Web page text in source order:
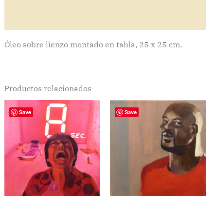
Óleo sobre lienzo montado en tabla, 25 x 25 cm.
Productos relacionados
Save Save